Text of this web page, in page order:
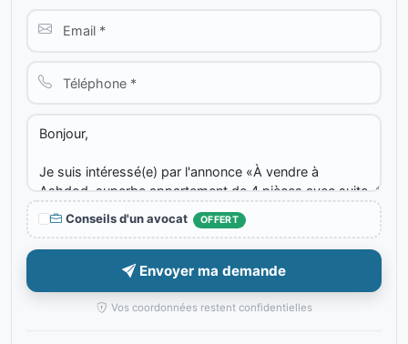
Conseils d'un avocat OFFERT
Envoyer ma demande
Vos coordonnées restent confidentielles